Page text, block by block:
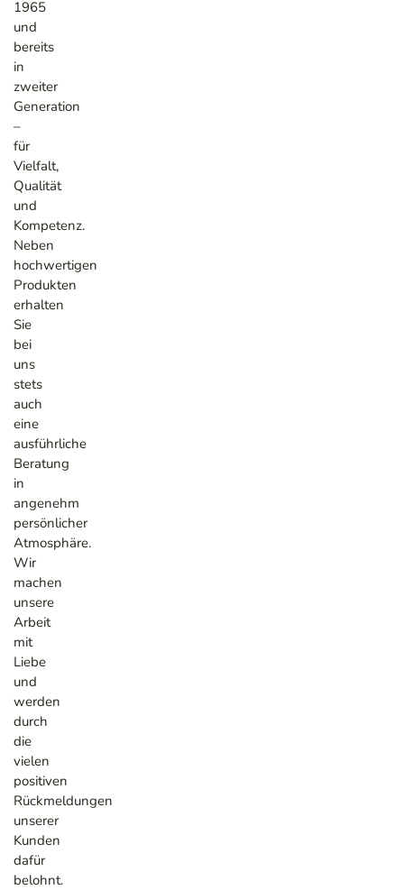
1965
und
bereits
in
zweiter
Generation
–
für
Vielfalt,
Qualität
und
Kompetenz.
Neben
hochwertigen
Produkten
erhalten
Sie
bei
uns
stets
auch
eine
ausführliche
Beratung
in
angenehm
persönlicher
Atmosphäre.
Wir
machen
unsere
Arbeit
mit
Liebe
und
werden
durch
die
vielen
positiven
Rückmeldungen
unserer
Kunden
dafür
belohnt.